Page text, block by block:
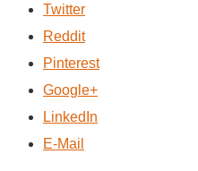
Twitter
Reddit
Pinterest
Google+
LinkedIn
E-Mail